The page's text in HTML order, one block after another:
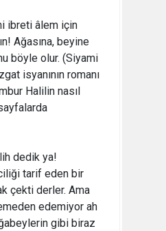
ibreti âlem için
Ağasına, beyine
böyle olur. (Siyami
isyanının romanı
Halilin nasıl
dedik ya!
tarif eden bir
çekti derler. Ama
edemiyor ah
gibi biraz